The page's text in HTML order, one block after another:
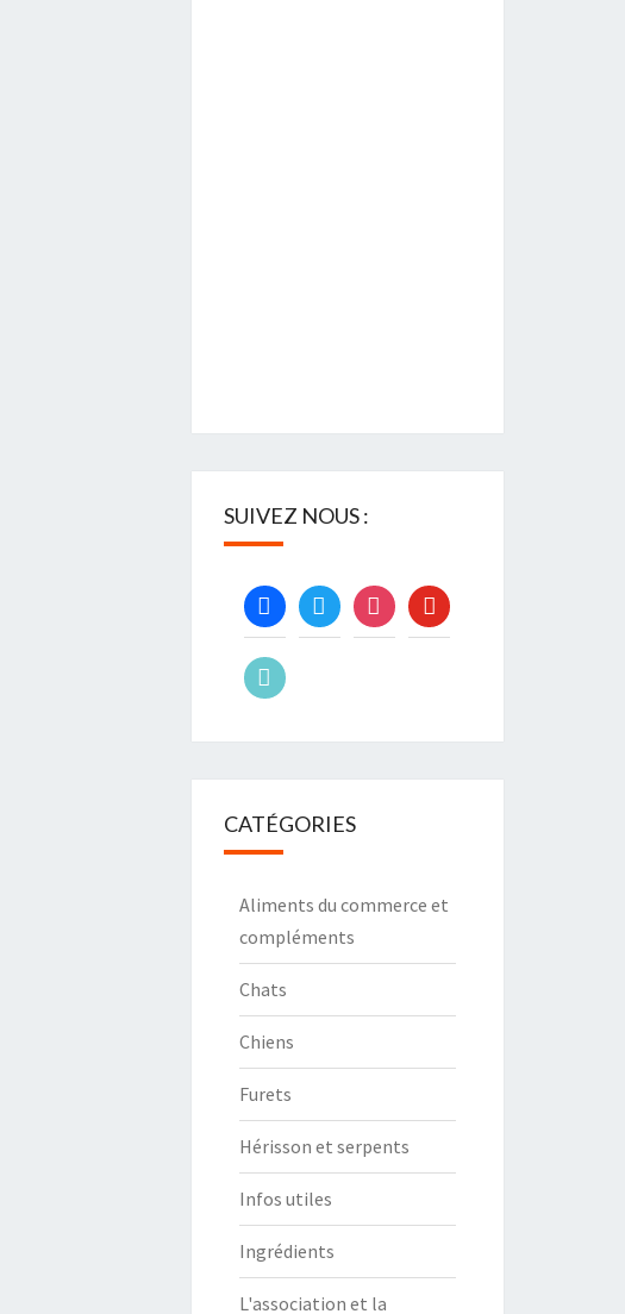
SUIVEZ NOUS :
facebooktwitterinstagramyoutube
tiktok
CATÉGORIES
Aliments du commerce et
compléments
Chats
Chiens
Furets
Hérisson et serpents
Infos utiles
Ingrédients
L'association et la